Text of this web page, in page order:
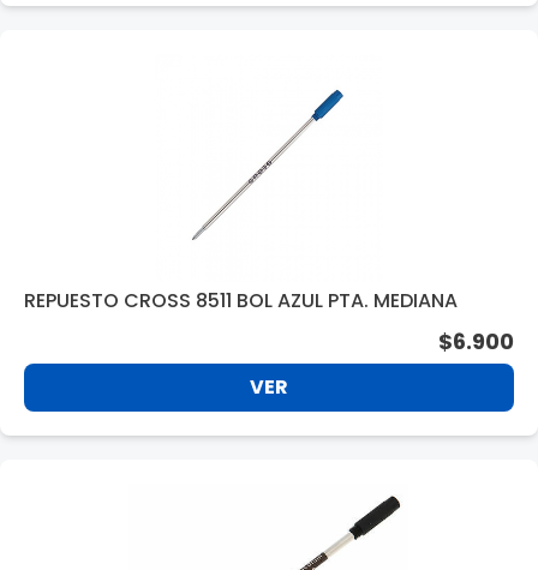
REPUESTO CROSS 8511 BOL AZUL PTA. MEDIANA
$6.900
VER